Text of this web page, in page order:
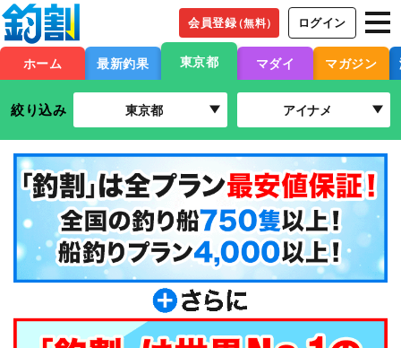
会員登録（無料） ログイン
ホーム 最新釣果 東京都 マダイ マガジン
絞り込み 東京都 アイナメ